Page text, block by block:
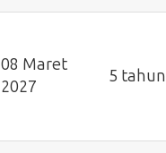
08 Maret
2027
5 tahun